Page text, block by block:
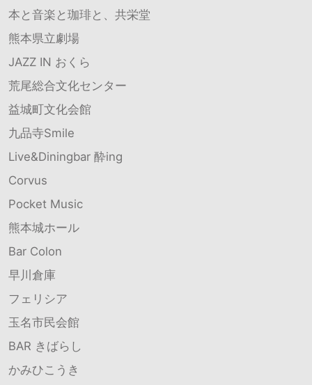
本と音楽と珈琲と、共栄堂
熊本県立劇場
JAZZ IN おくら
荒尾総合文化センター
益城町文化会館
九品寺Smile
Live&Diningbar 酔ing
Corvus
Pocket Music
熊本城ホール
Bar Colon
早川倉庫
フェリシア
玉名市民会館
BAR きばらし
かみひこうき